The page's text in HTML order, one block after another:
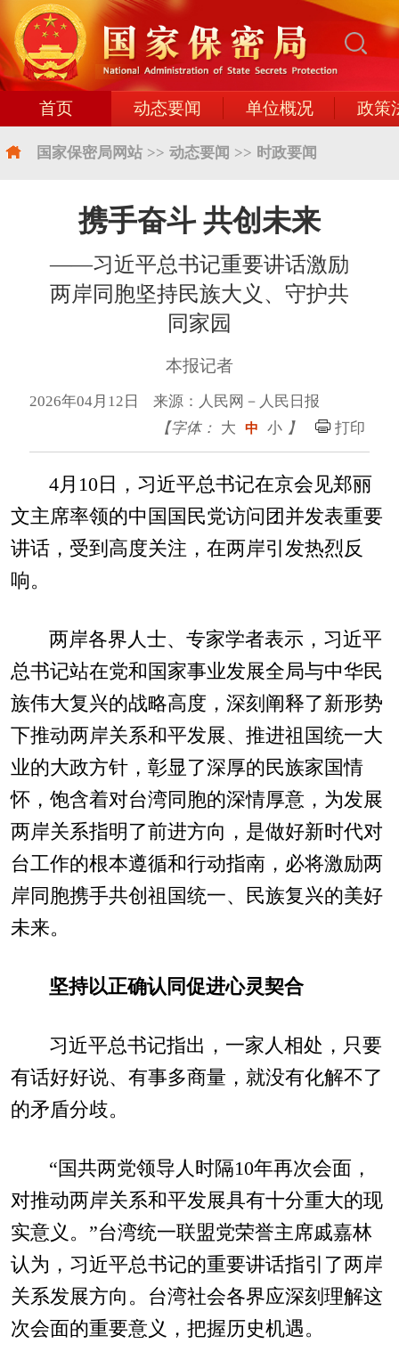
首页 动态要闻 单位概况 政策
国家保密局网站 >> 动态要闻 >> 时政要闻
携手奋斗 共创未来
——习近平总书记重要讲话激励
两岸同胞坚持民族大义、守护共
同家园
本报记者
2026年04月12日 来源：人民网－人民日报
【字体： 大 中 小 】 打印
4月10日，习近平总书记在京会见郑丽
文主席率领的中国国民党访问团并发表重要
讲话，受到高度关注，在两岸引发热烈反
响。
两岸各界人士、专家学者表示，习近平
总书记站在党和国家事业发展全局与中华民
族伟大复兴的战略高度，深刻阐释了新形势
下推动两岸关系和平发展、推进祖国统一大
业的大政方针，彰显了深厚的民族家国情
怀，饱含着对台湾同胞的深情厚意，为发展
两岸关系指明了前进方向，是做好新时代对
台工作的根本遵循和行动指南，必将激励两
岸同胞携手共创祖国统一、民族复兴的美好
未来。
坚持以正确认同促进心灵契合
习近平总书记指出，一家人相处，只要
有话好好说、有事多商量，就没有化解不了
的矛盾分歧。
“国共两党领导人时隔10年再次会面，
对推动两岸关系和平发展具有十分重大的现
实意义。”台湾统一联盟党荣誉主席戚嘉林
认为，习近平总书记的重要讲话指引了两岸
关系发展方向。台湾社会各界应深刻理解这
次会面的重要意义，把握历史机遇。